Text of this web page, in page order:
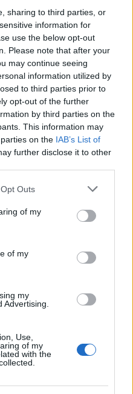
sharing to third parties, or
information for
use the below opt-out
Please note that after your
may continue seeing
information utilized by
to third parties prior to
opt-out of the further
by third parties on the
This information may
on the IAB’s List of
further disclose it to other
Outs
of my
of my
my
Advertising.
Use,
of my
with the
profil
svou identitu ověřovací
nelze zaručit, že fotografie a
osobě.
32
Brno
město
ČR
vzkaz
Seba121
a chatu
14:58
: 0
: Žádné
Informace pro uživatele